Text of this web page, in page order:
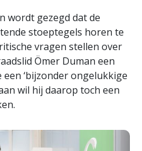
wordt gezegd dat de
stoeptegels horen te
vragen stellen over
Ömer Duman een
een ‘bijzonder ongelukkige
wil hij daarop toch een